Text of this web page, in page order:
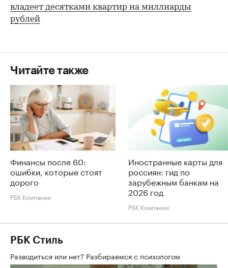
владеет десятками квартир на миллиарды
рублей
Читайте также
Финансы после 60:
ошибки, которые стоят
дорого
РБК Компании
Иностранные карты для
россиян: гид по
зарубежным банкам на
2026 год
РБК Компании
РБК Стиль
Разводиться или нет? Разбираемся с психологом